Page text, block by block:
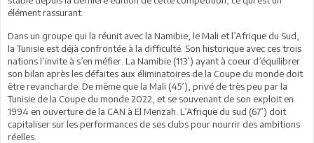
élément rassurant.
Dans un groupe qui la réunit avec la Namibie, le Mali et l’Afrique du Sud,
la Tunisie est déjà confrontée à la difficulté. Son historique avec ces trois
nations l’invite à s’en méfier. La Namibie (113’) ayant à coeur d’équilibrer
son bilan après les défaites aux éliminatoires de la Coupe du monde doit
être revancharde. De même que la Mali (45’), privé de très peu par la
Tunisie de la Coupe du monde 2022, et se souvenant de son exploit en
1994 en ouverture de la CAN à El Menzah. L’Afrique du sud (67’) doit
capitaliser sur les performances de ses clubs pour nourrir des ambitions
réelles.